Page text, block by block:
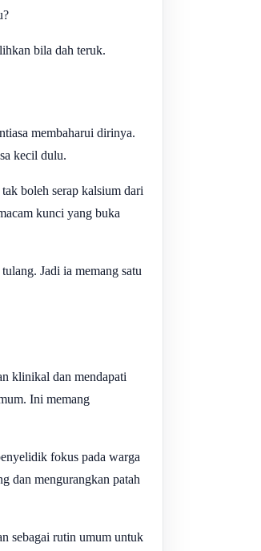
bila dah teruk.
membaharui dirinya.
kecil dulu.
boleh serap kalsium dari
kunci yang buka
Jadi ia memang satu
klinikal dan mendapati
Ini memang
fokus pada warga
dan mengurangkan patah
sebagai rutin umum untuk